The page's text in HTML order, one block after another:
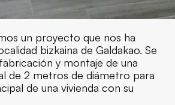
un proyecto que nos ha
bizkaina de Galdakao. Se
y montaje de una
de 2 metros de diámetro para
de una vivienda con su